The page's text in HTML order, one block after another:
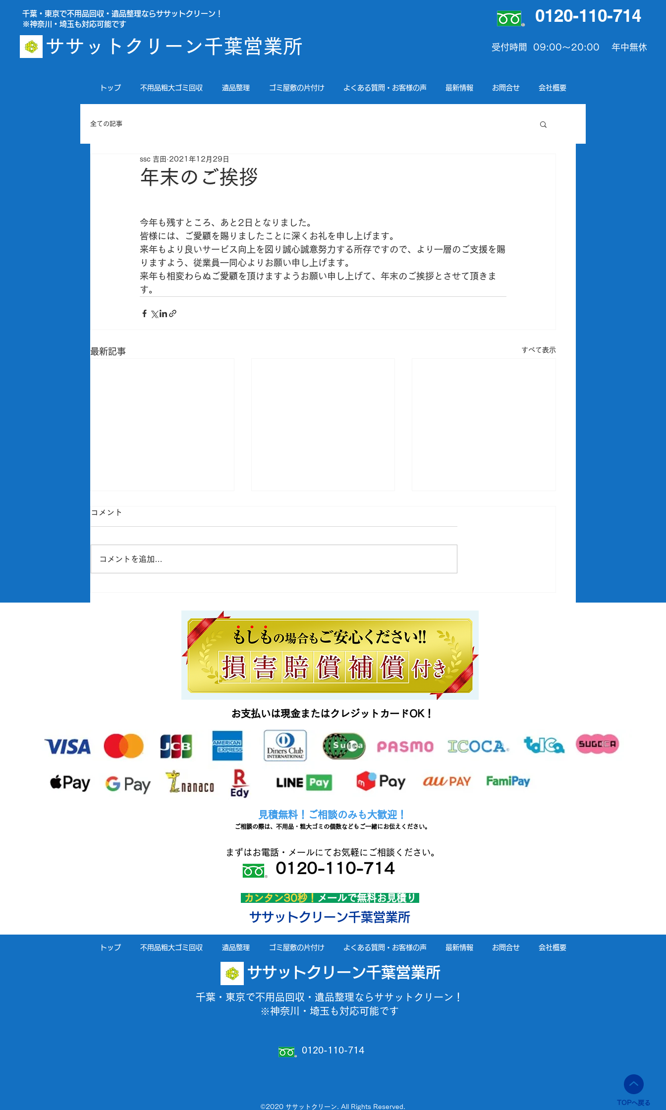
千葉・東京で不用品回収・遺品整理ならササットクリーン！
※神奈川・埼玉も対応可能です
ササットクリーン千葉営業所
0120-110-714
受付時間 09:00〜20:00 年中無休
トップ 不用品粗大ゴミ回収 遺品整理 ゴミ屋敷の片付け よくある質問・お客様の声 最新情報 お問合せ 会社概要
全ての記事
年末のご挨拶
ssc 吉田 2021年12月29日
今年も残すところ、あと2日となりました。
皆様には、ご愛顧を賜りましたことに深くお礼を申し上げます。
来年もより良いサービス向上を図り誠心誠意努力する所存ですので、より一層のご支援を賜
りますよう、従業員一同心よりお願い申し上げます。
来年も相変わらぬご愛顧を頂けますようお願い申し上げて、年末のご挨拶とさせて頂きま
す。
最新記事 すべて表示
千葉県習志野市のN様
頼でした。 引越し後の不用品
した！ 大量の不用品 処理困難
コメント
コメントを追加…
TOPへ戻る
お支払いは現金またはクレジットカードOK！
見積無料！ご相談のみも大歓迎！
ご相談の際は、不用品・粗大ゴミの個数などもご一緒にお伝えください。
まずはお電話・メールにてお気軽にご相談ください。
0120-110-714
カンタン30秒！ メールで無料お見積り
ササットクリーン千葉営業所
トップ 不用品粗大ゴミ回収 遺品整理 ゴミ屋敷の片付け よくある質問・お客様の声 最新情報 お問合せ 会社概要
ササットクリーン千葉営業所
千葉・東京で不用品回収・遺品整理ならササットクリーン！
※神奈川・埼玉も対応可能です
0120-110-714
©2020 ササットクリーン. All Rights Reserved.